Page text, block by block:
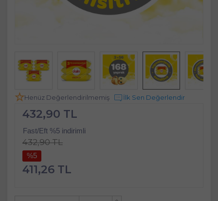
Henüz Değerlendirilmemiş İlk Sen Değerlendir
432,90 TL
Fast/Eft %5 indirimli
432,90 TL
%5
411,26 TL